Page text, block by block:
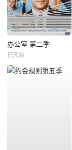
办公室 第二季
已完结